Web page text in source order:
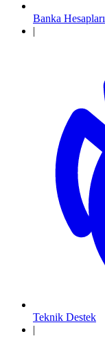
Banka Hesapları
|
Teknik Destek
|